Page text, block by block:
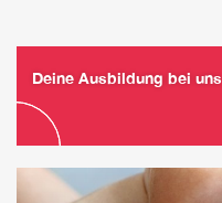
Deine Ausbildung bei uns